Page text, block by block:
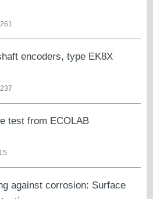
encoders, type EK8X
test from ECOLAB
against corrosion: Surface